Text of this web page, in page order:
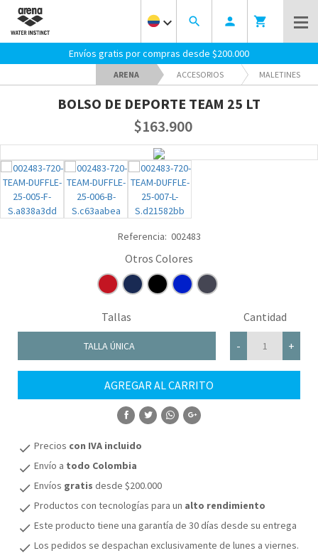
keyboard_arrow_down search person shopping_cart
Envíos gratis por compras desde $200.000
ARENA ACCESORIOS MALETINES
BOLSO DE DEPORTE TEAM 25 LT
$163.900
Referencia: 002483
Tallas
TALLA ÚNICA
Cantidad
- +
AGREGAR AL CARRITO
COMPRAR
check Precios con IVA incluido
check Envío a todo Colombia
check Envíos gratis desde $200.000
check Productos con tecnologías para un alto rendimiento
check Este producto tiene una garantía de 30 días desde su entrega
check Los pedidos se despachan exclusivamente de lunes a viernes.